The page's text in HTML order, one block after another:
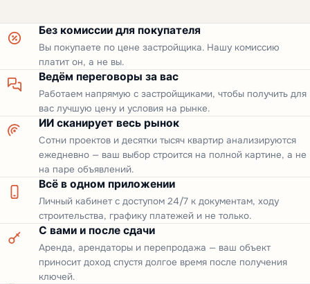
Без комиссии для покупателя
Вы покупаете по цене застройщика. Нашу комиссию
платит он, а не вы.
Ведём переговоры за вас
Работаем напрямую с застройщиками, чтобы получить для
вас лучшую цену и условия на рынке.
ИИ сканирует весь рынок
Сотни проектов и десятки тысяч квартир анализируются
ежедневно — ваш выбор строится на полной картине, а не
на паре объявлений.
Всё в одном приложении
Личный кабинет с доступом 24/7 к документам, ходу
строительства, графику платежей и не только.
С вами и после сдачи
Аренда, арендаторы и перепродажа — ваш объект
приносит доход спустя долгое время после получения
ключей.